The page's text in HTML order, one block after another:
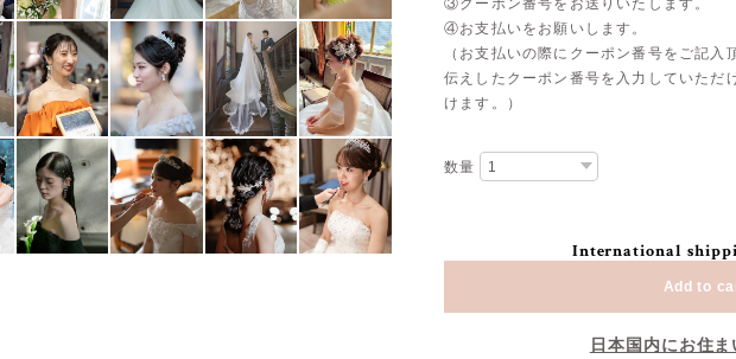
③クーポン番号をお送りいたします。
④お支払いをお願いします。
（お支払いの際にクーポン番号をご記
伝えしたクーポン番号を入力していただ
けます。）
数量
International
Add to
日本国内にお住